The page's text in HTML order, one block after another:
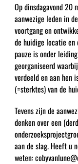
Op dinsdagavond 20
aanwezige leden in
voortgang en
de huidige locatie en
pauze is onder
georganiseerd
verdeeld en aan hen
(=sterktes) van de
Tevens zijn de
denken over een
aan de slag. Heeft u
weten: